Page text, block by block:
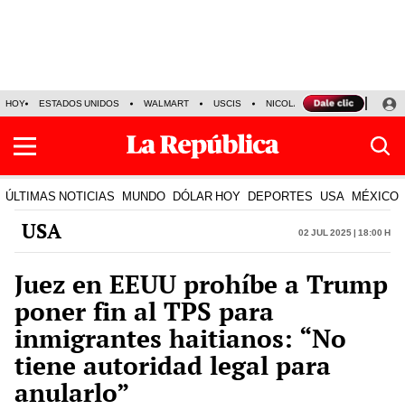
HOY ESTADOS UNIDOS WALMART USCIS NICOLÁS MADURO P-8
ÚLTIMAS NOTICIAS MUNDO DÓLAR HOY DEPORTES USA MÉXICO
USA 02 Jul 2025 | 18:00 h
Juez en EEUU prohíbe a Trump
poner fin al TPS para
inmigrantes haitianos: “No
tiene autoridad legal para
anularlo”